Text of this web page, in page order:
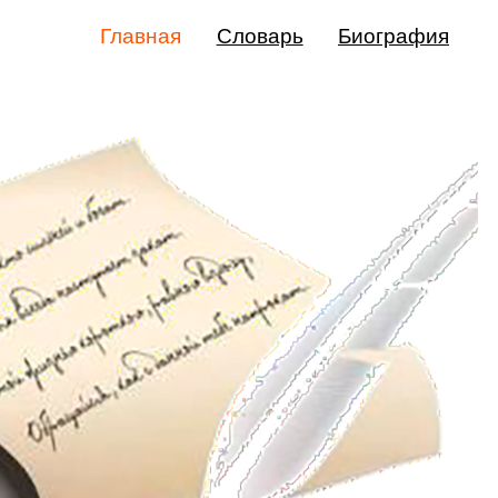
Главная Словарь Биография